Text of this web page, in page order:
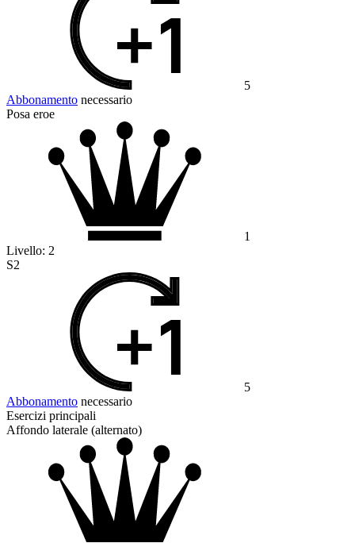
5
Abbonamento necessario
Posa eroe
1
Livello: 2
S2
5
Abbonamento necessario
Esercizi principali
Affondo laterale (alternato)